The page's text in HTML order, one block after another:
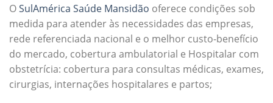
OSulAmérica Saúde Mansidão oferece condições sob
medida para atender às necessidades das empresas,
rede referenciada nacional e o melhor custo-benefício
do mercado, cobertura ambulatorial e Hospitalar com
obstetrícia: cobertura para consultas médicas, exames,
cirurgias, internações hospitalares e partos;